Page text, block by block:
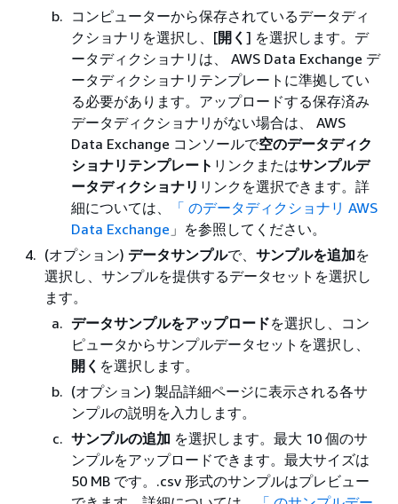
コンピューターから保存されているデータディ
クショナリを選択し、[開く ] を選択します。デ
ータディクショナリは、 AWS Data Exchange デ
ータディクショナリテンプレートに準拠してい
る必要があります。アップロードする保存済み
データディクショナリがない場合は、 AWS
Data Exchange コンソールで空のデータディク
ショナリテンプレート リンクまたはサンプルデ
ータディクショナリ リンクを選択できます。詳
細については、
「 のデータディクショナリ AWS
Data Exchange 」を参照してください。
(オプション) データサンプルで、 サンプルを追加を
選択し、サンプルを提供するデータセットを選択し
ます。
データサンプルをアップロードを選択し、コン
ピュータからサンプルデータセットを選択し、
開く を選択します。
(オプション) 製品詳細ページに表示される各サ
ンプルの説明を入力します。
サンプルの追加 を選択します。最大 10 個のサ
ンプルをアップロードできます。最大サイズは
50 MB です。.csv 形式のサンプルはプレビュー